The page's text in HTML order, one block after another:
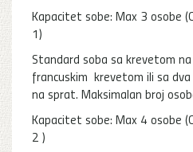
Kapacitet sobe: Max 3 osobe
1)
Standard soba sa krevetom
francuskim krevetom ili sa
na sprat. Maksimalan broj
Kapacitet sobe: Max 4 osobe
2 )